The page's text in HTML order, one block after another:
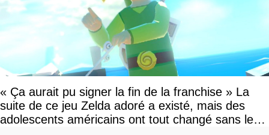
« Ça aurait pu signer la fin de la franchise » La
suite de ce jeu Zelda adoré a existé, mais des
adolescents américains ont tout changé sans le